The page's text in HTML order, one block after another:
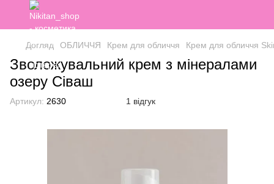
Догляд ОБЛИЧЧЯ Крем для обличчя Крем для обличчя
Зволожувальний крем з мінералами
озеру Сіваш
Артикул: 2630 1 відгук